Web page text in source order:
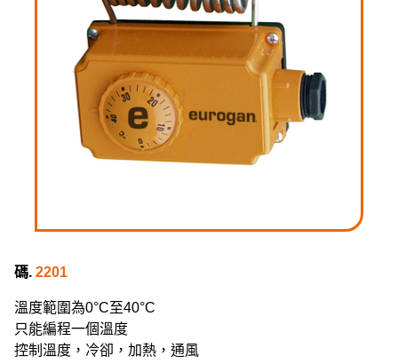
碼. 2201
溫度範圍為0°C至40°C
只能編程一個溫度
控制溫度，冷卻，加熱，通風